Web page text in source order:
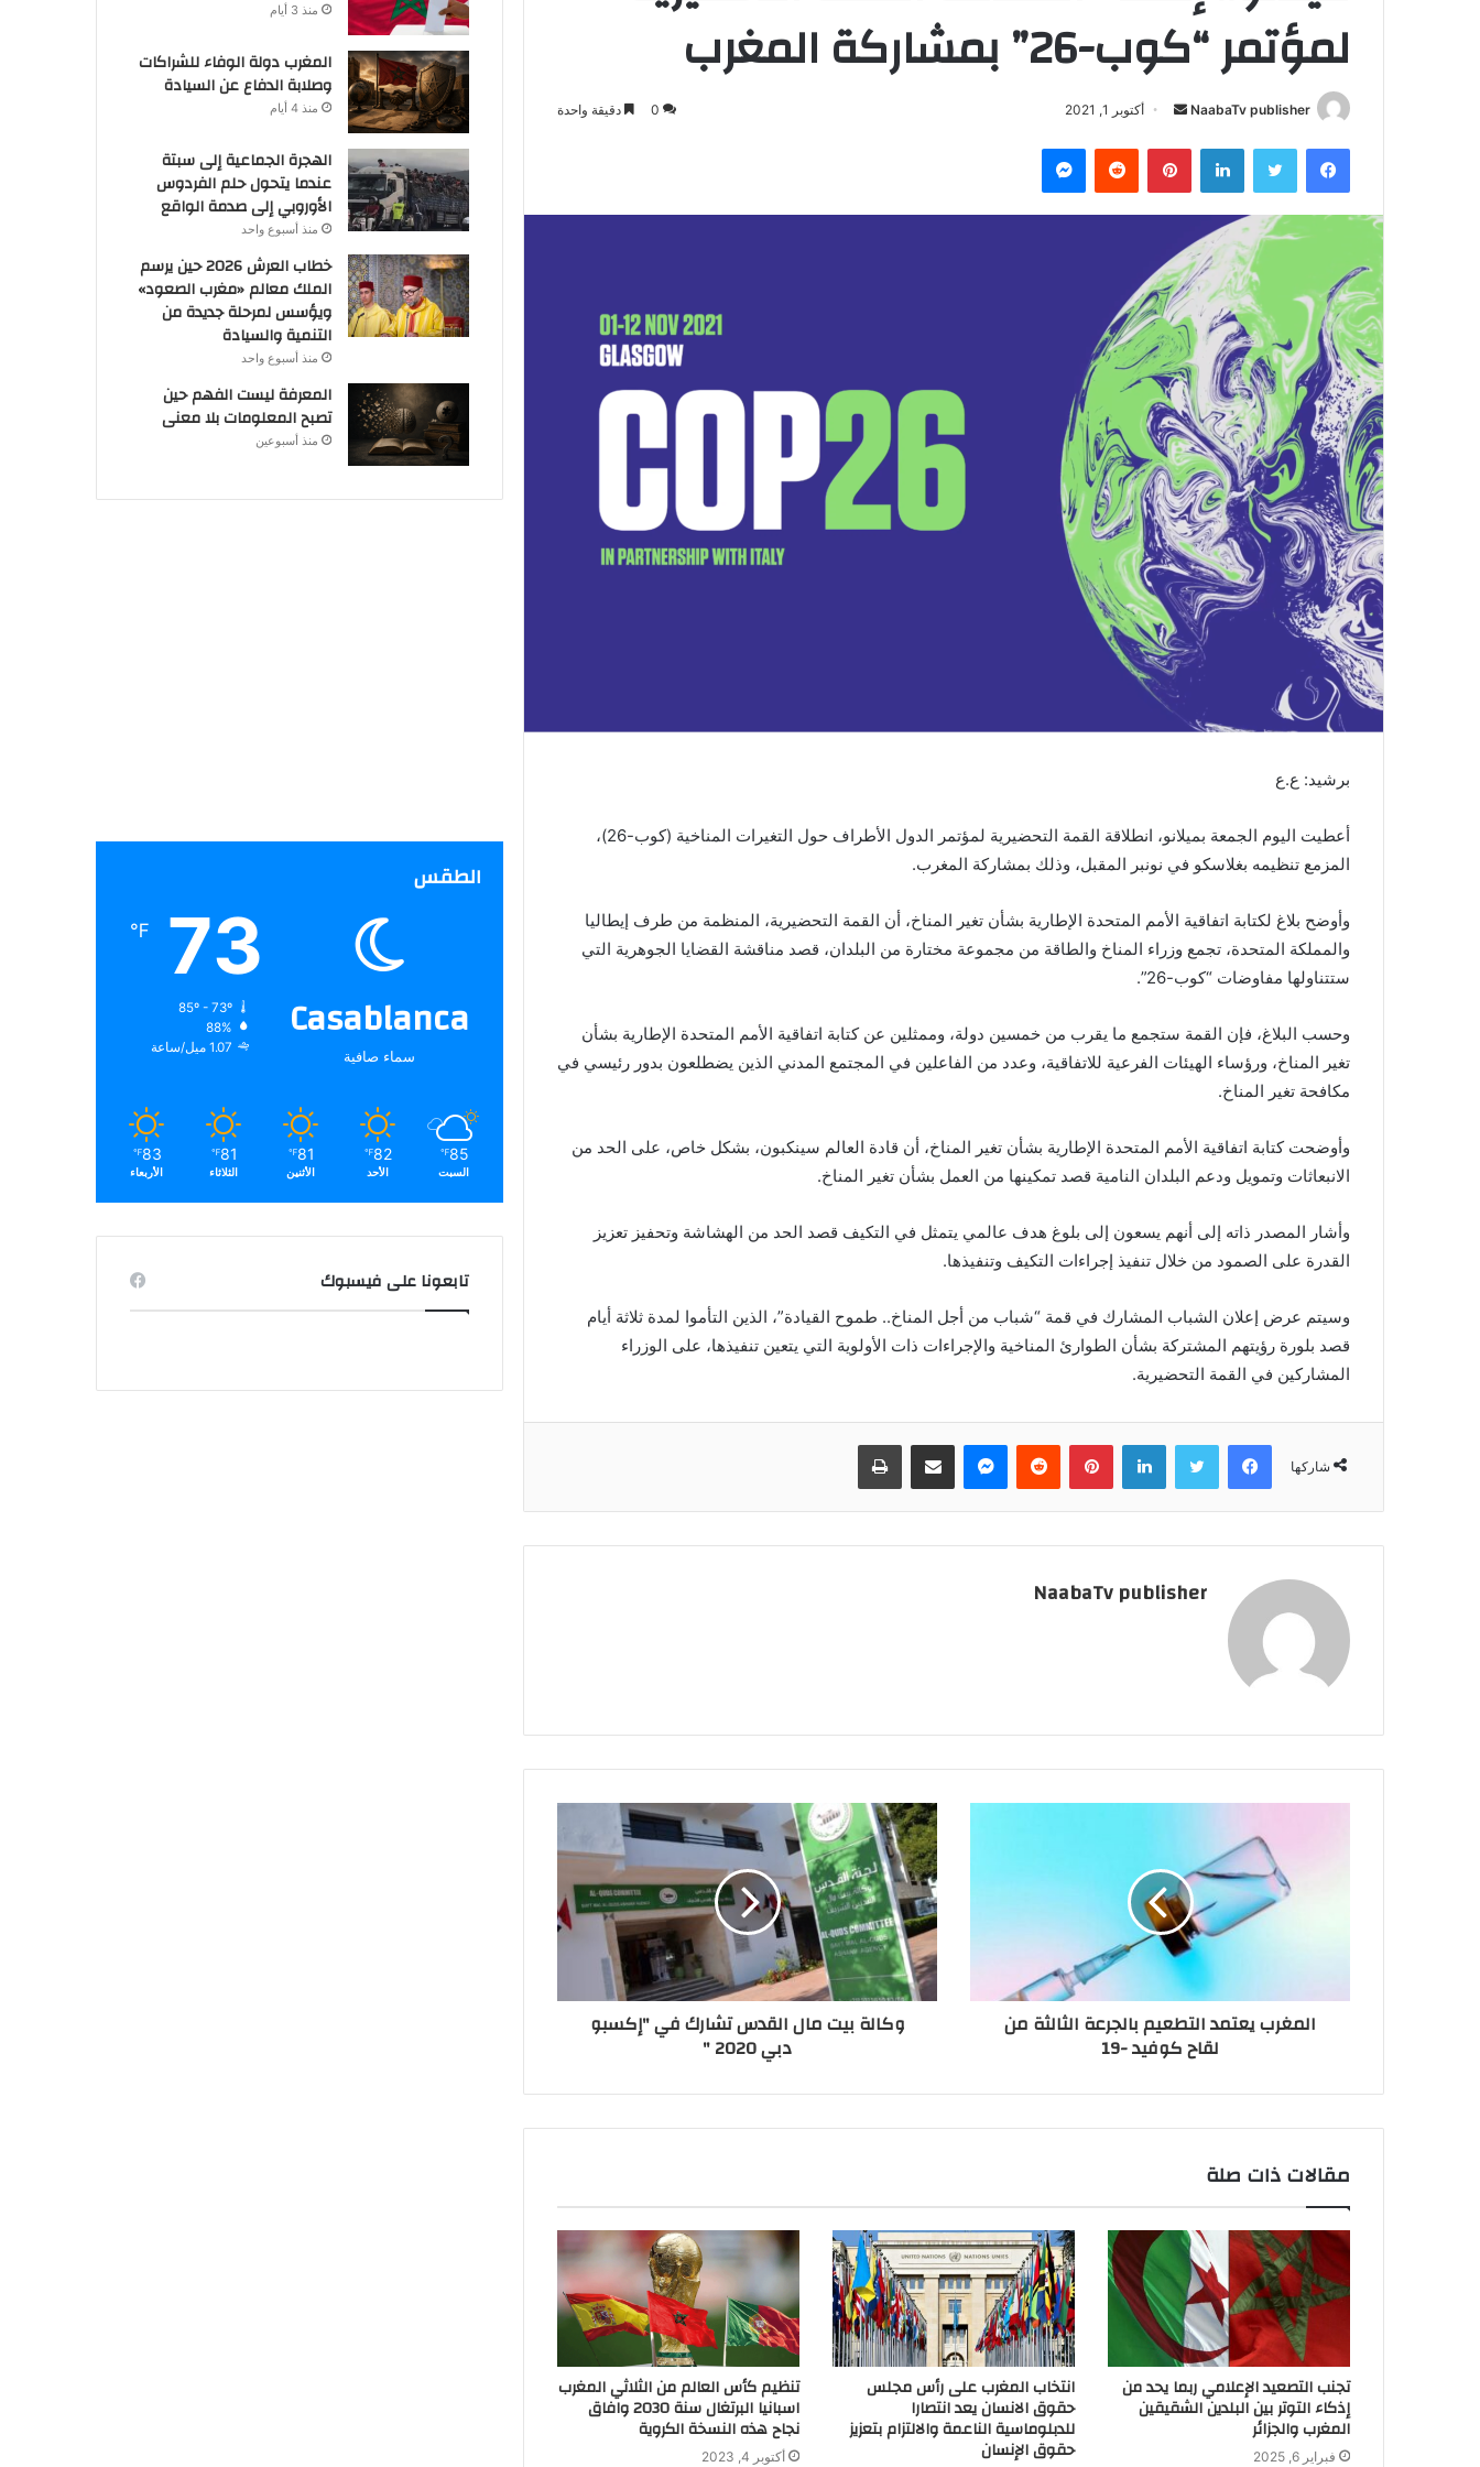
لمؤتمر “كوب-26” بمشاركة المغرب
NaabaTv publisher
س
ب
ي
د
ا
إ
ل
ك
ت
ر
و
ن
ي
ا
أكتوبر 1, 2021 0 دقيقة واحدة
فيسبوك لينكدإن بينتيريست
برشيد: ع.ع
أعطيت اليوم الجمعة بميلانو، انطلاقة القمة التحضيرية لمؤتمر الدول الأطراف حول التغيرات المناخية (كوب-26)،
المزمع تنظيمه بغلاسكو في نونبر المقبل، وذلك بمشاركة المغرب.
وأوضح بلاغ لكتابة اتفاقية الأمم المتحدة الإطارية بشأن تغير المناخ، أن القمة التحضيرية، المنظمة من طرف إيطاليا
والمملكة المتحدة، تجمع وزراء المناخ والطاقة من مجموعة مختارة من البلدان، قصد مناقشة القضايا الجوهرية التي
ستتناولها مفاوضات “كوب-26”.
وحسب البلاغ، فإن القمة ستجمع ما يقرب من خمسين دولة، وممثلين عن كتابة اتفاقية الأمم المتحدة الإطارية بشأن
تغير المناخ، ورؤساء الهيئات الفرعية للاتفاقية، وعدد من الفاعلين في المجتمع المدني الذين يضطلعون بدور رئيسي في
مكافحة تغير المناخ.
وأوضحت كتابة اتفاقية الأمم المتحدة الإطارية بشأن تغير المناخ، أن قادة العالم سينكبون، بشكل خاص، على الحد من
الانبعاثات وتمويل ودعم البلدان النامية قصد تمكينها من العمل بشأن تغير المناخ.
وأشار المصدر ذاته إلى أنهم يسعون إلى بلوغ هدف عالمي يتمثل في التكيف قصد الحد من الهشاشة وتحفيز تعزيز
القدرة على الصمود من خلال تنفيذ إجراءات التكيف وتنفيذها.
وسيتم عرض إعلان الشباب المشارك في قمة “شباب من أجل المناخ.. طموح القيادة”، الذين التأموا لمدة ثلاثة أيام
قصد بلورة رؤيتهم المشتركة بشأن الطوارئ المناخية والإجراءات ذات الأولوية التي يتعين تنفيذها، على الوزراء
المشاركين في القمة التحضيرية.
شاركها
فيسبوك لينكدإن بينتيريست
NaabaTv publisher
المغرب يعتمد التطعيم بالجرعة الثالثة من
لقاح كوفيد -19
وكالة بيت مال القدس تشارك في "إكسبو
دبي 2020 "
مقالات ذات صلة
تجنب التصعيد الإعلامي ربما يحد من
إذكاء التوتر بين البلدين الشقيقين
المغرب والجزائر
فبراير 6, 2025
انتخاب المغرب على رأس مجلس
حقوق الانسان يعد انتصارا
للدبلوماسية الناعمة والالتزام بتعزيز
حقوق الإنسان
تنظيم كأس العالم من الثلاثي المغرب
اسبانيا البرتغال سنة 2030 وافاق
نجاح هذه النسخة الكروية
أكتوبر 4, 2023
منذ 3 أيام
المغرب دولة الوفاء للشراكات
وصلابة الدفاع عن السيادة
منذ 4 أيام
الهجرة الجماعية إلى سبتة
عندما يتحول حلم الفردوس
الأوروبي إلى صدمة الواقع
منذ أسبوع واحد
خطاب العرش 2026 حين يرسم
الملك معالم «مغرب الصعود»
ويؤسس لمرحلة جديدة من
التنمية والسيادة
منذ أسبوع واحد
المعرفة ليست الفهم حين
تصبح المعلومات بلا معنى
منذ أسبوعين
الطقس
Casablanca
سماء صافية
73
℉
85º - 73º
88%
1.07 ميل/ساعة
85
℉
السبت
82
℉
الأحد
81
℉
الأثنين
81
℉
الثلاثاء
83
℉
الأربعاء
تابعونا على فيسبوك